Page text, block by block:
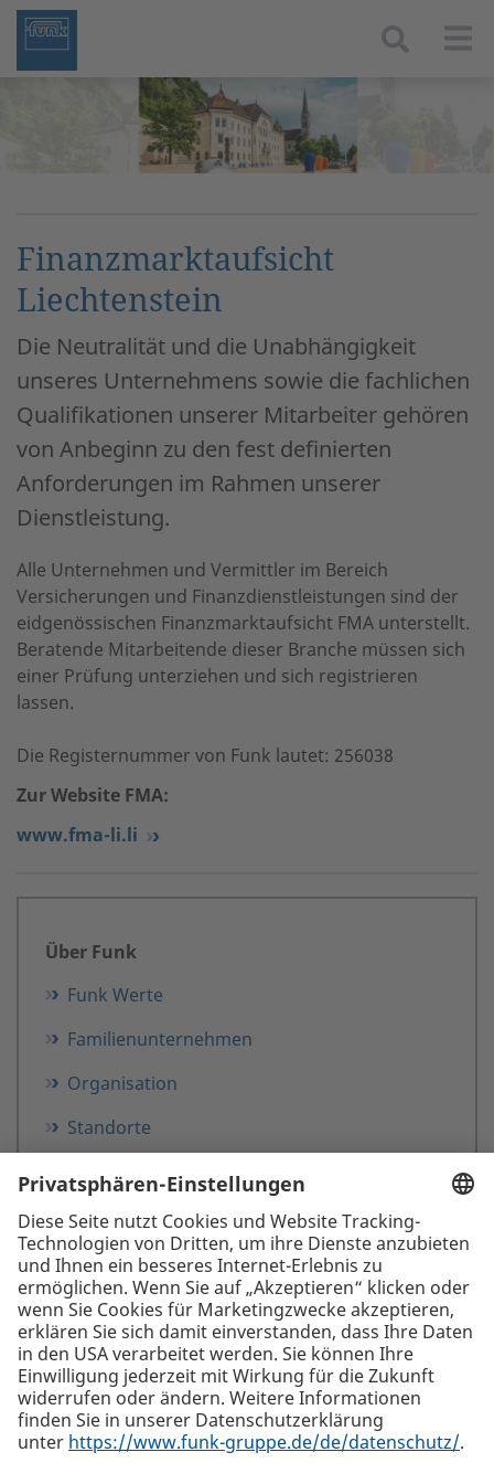
Finanzmarktaufsicht
Liechtenstein
Die Neutralität und die Unabhängigkeit
unseres Unternehmens sowie die fachlichen
Qualifikationen unserer Mitarbeiter gehören
von Anbeginn zu den fest definierten
Anforderungen im Rahmen unserer
Dienstleistung.
Alle Unternehmen und Vermittler im Bereich
Versicherungen und Finanzdienstleistungen sind der
eidgenössischen Finanzmarktaufsicht FMA unterstellt.
Beratende Mitarbeitende dieser Branche müssen sich
einer Prüfung unterziehen und sich registrieren
lassen.
Die Registernummer von Funk lautet: 256038
Zur Website FMA:
www.fma-li.li
Über Funk
Funk Werte
Familienunternehmen
Organisation
Standorte
FMA Register
Funk Stiftung
Die beste Empfehlung. Funk.
+423 262 99 00